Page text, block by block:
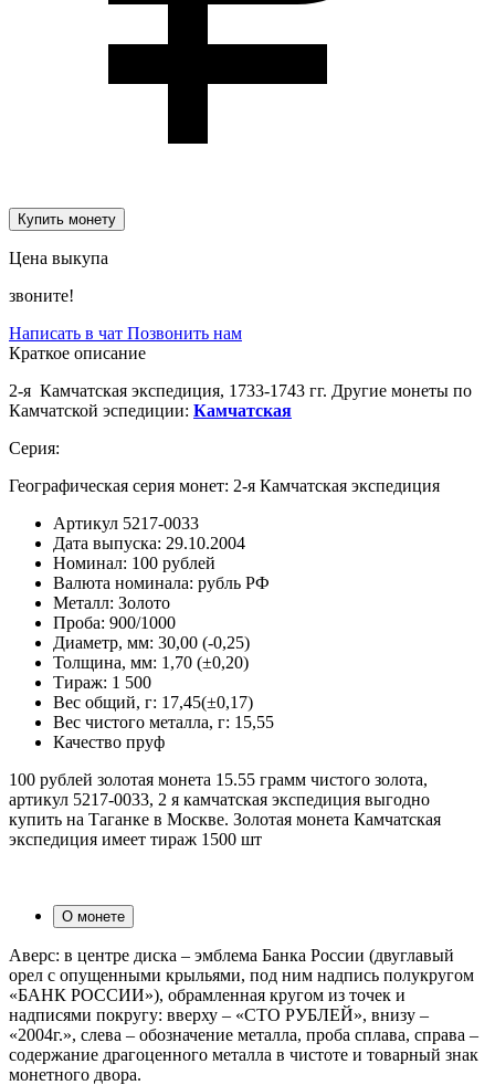
Купить монету
Цена выкупа
звоните!
Написать в чат Позвонить нам
Краткое описание
2-я Камчатская экспедиция, 1733-1743 гг. Другие монеты по
Камчатской эспедиции: Камчатская
Серия:
Географическая серия монет: 2-я Камчатская экспедиция
Артикул 5217-0033
Дата выпуска: 29.10.2004
Номинал: 100 рублей
Валюта номинала: рубль РФ
Металл: Золото
Проба: 900/1000
Диаметр, мм: 30,00 (-0,25)
Толщина, мм: 1,70 (±0,20)
Тираж: 1 500
Вес общий, г: 17,45(±0,17)
Вес чистого металла, г: 15,55
Качество пруф
100 рублей золотая монета 15.55 грамм чистого золота,
артикул 5217-0033, 2 я камчатская экспедиция выгодно
купить на Таганке в Москве. Золотая монета Камчатская
экспедиция имеет тираж 1500 шт
О монете
Аверс: в центре диска – эмблема Банка России (двуглавый
орел с опущенными крыльями, под ним надпись полукругом
«БАНК РОССИИ»), обрамленная кругом из точек и
надписями покругу: вверху – «СТО РУБЛЕЙ», внизу –
«2004г.», слева – обозначение металла, проба сплава, справа –
содержание драгоценного металла в чистоте и товарный знак
монетного двора.